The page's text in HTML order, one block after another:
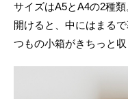
サイズはA5とA4の2種
開けると、中にはまる
つもの小箱がきちっと収